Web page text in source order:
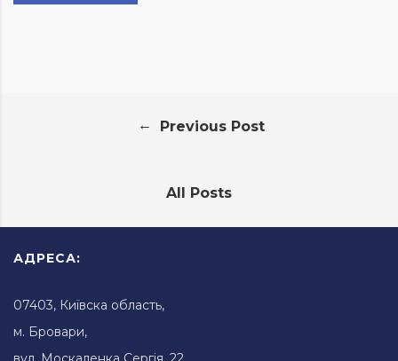
← Previous Post
All Posts
АДРЕСА:
07403, Київска область,
м. Бровари,